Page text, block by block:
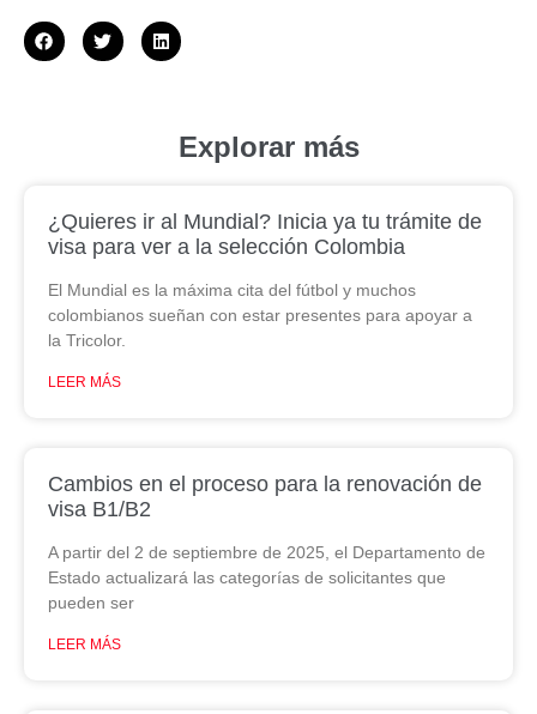
Explorar más
¿Quieres ir al Mundial? Inicia ya tu trámite de
visa para ver a la selección Colombia
El Mundial es la máxima cita del fútbol y muchos
colombianos sueñan con estar presentes para apoyar a
la Tricolor.
LEER MÁS
Cambios en el proceso para la renovación de
visa B1/B2
A partir del 2 de septiembre de 2025, el Departamento de
Estado actualizará las categorías de solicitantes que
pueden ser
LEER MÁS